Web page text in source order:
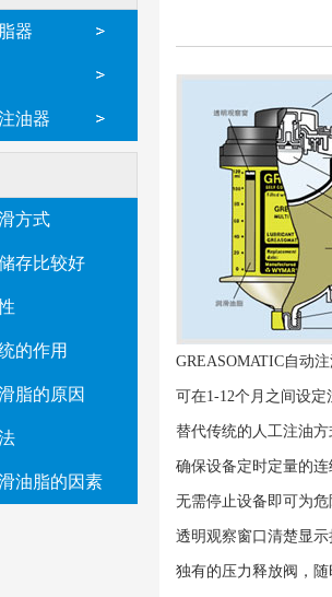
器
油器
方式
存比较好
的作用
脂的原因
油脂的因素
GREASOMATIC自动
可在1-12个月之间设定
替代传统的人工注油
确保设备定时定量的
无需停止设备即可为
透明观察窗口清楚显
独有的压力释放阀，